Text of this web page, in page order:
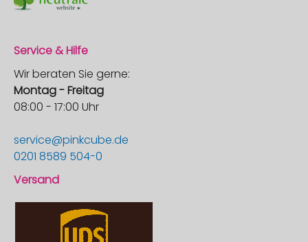
Service & Hilfe
Wir beraten Sie gerne:
Montag - Freitag
08:00 - 17:00 Uhr
service@pinkcube.de
0201 8589 504-0
Versand